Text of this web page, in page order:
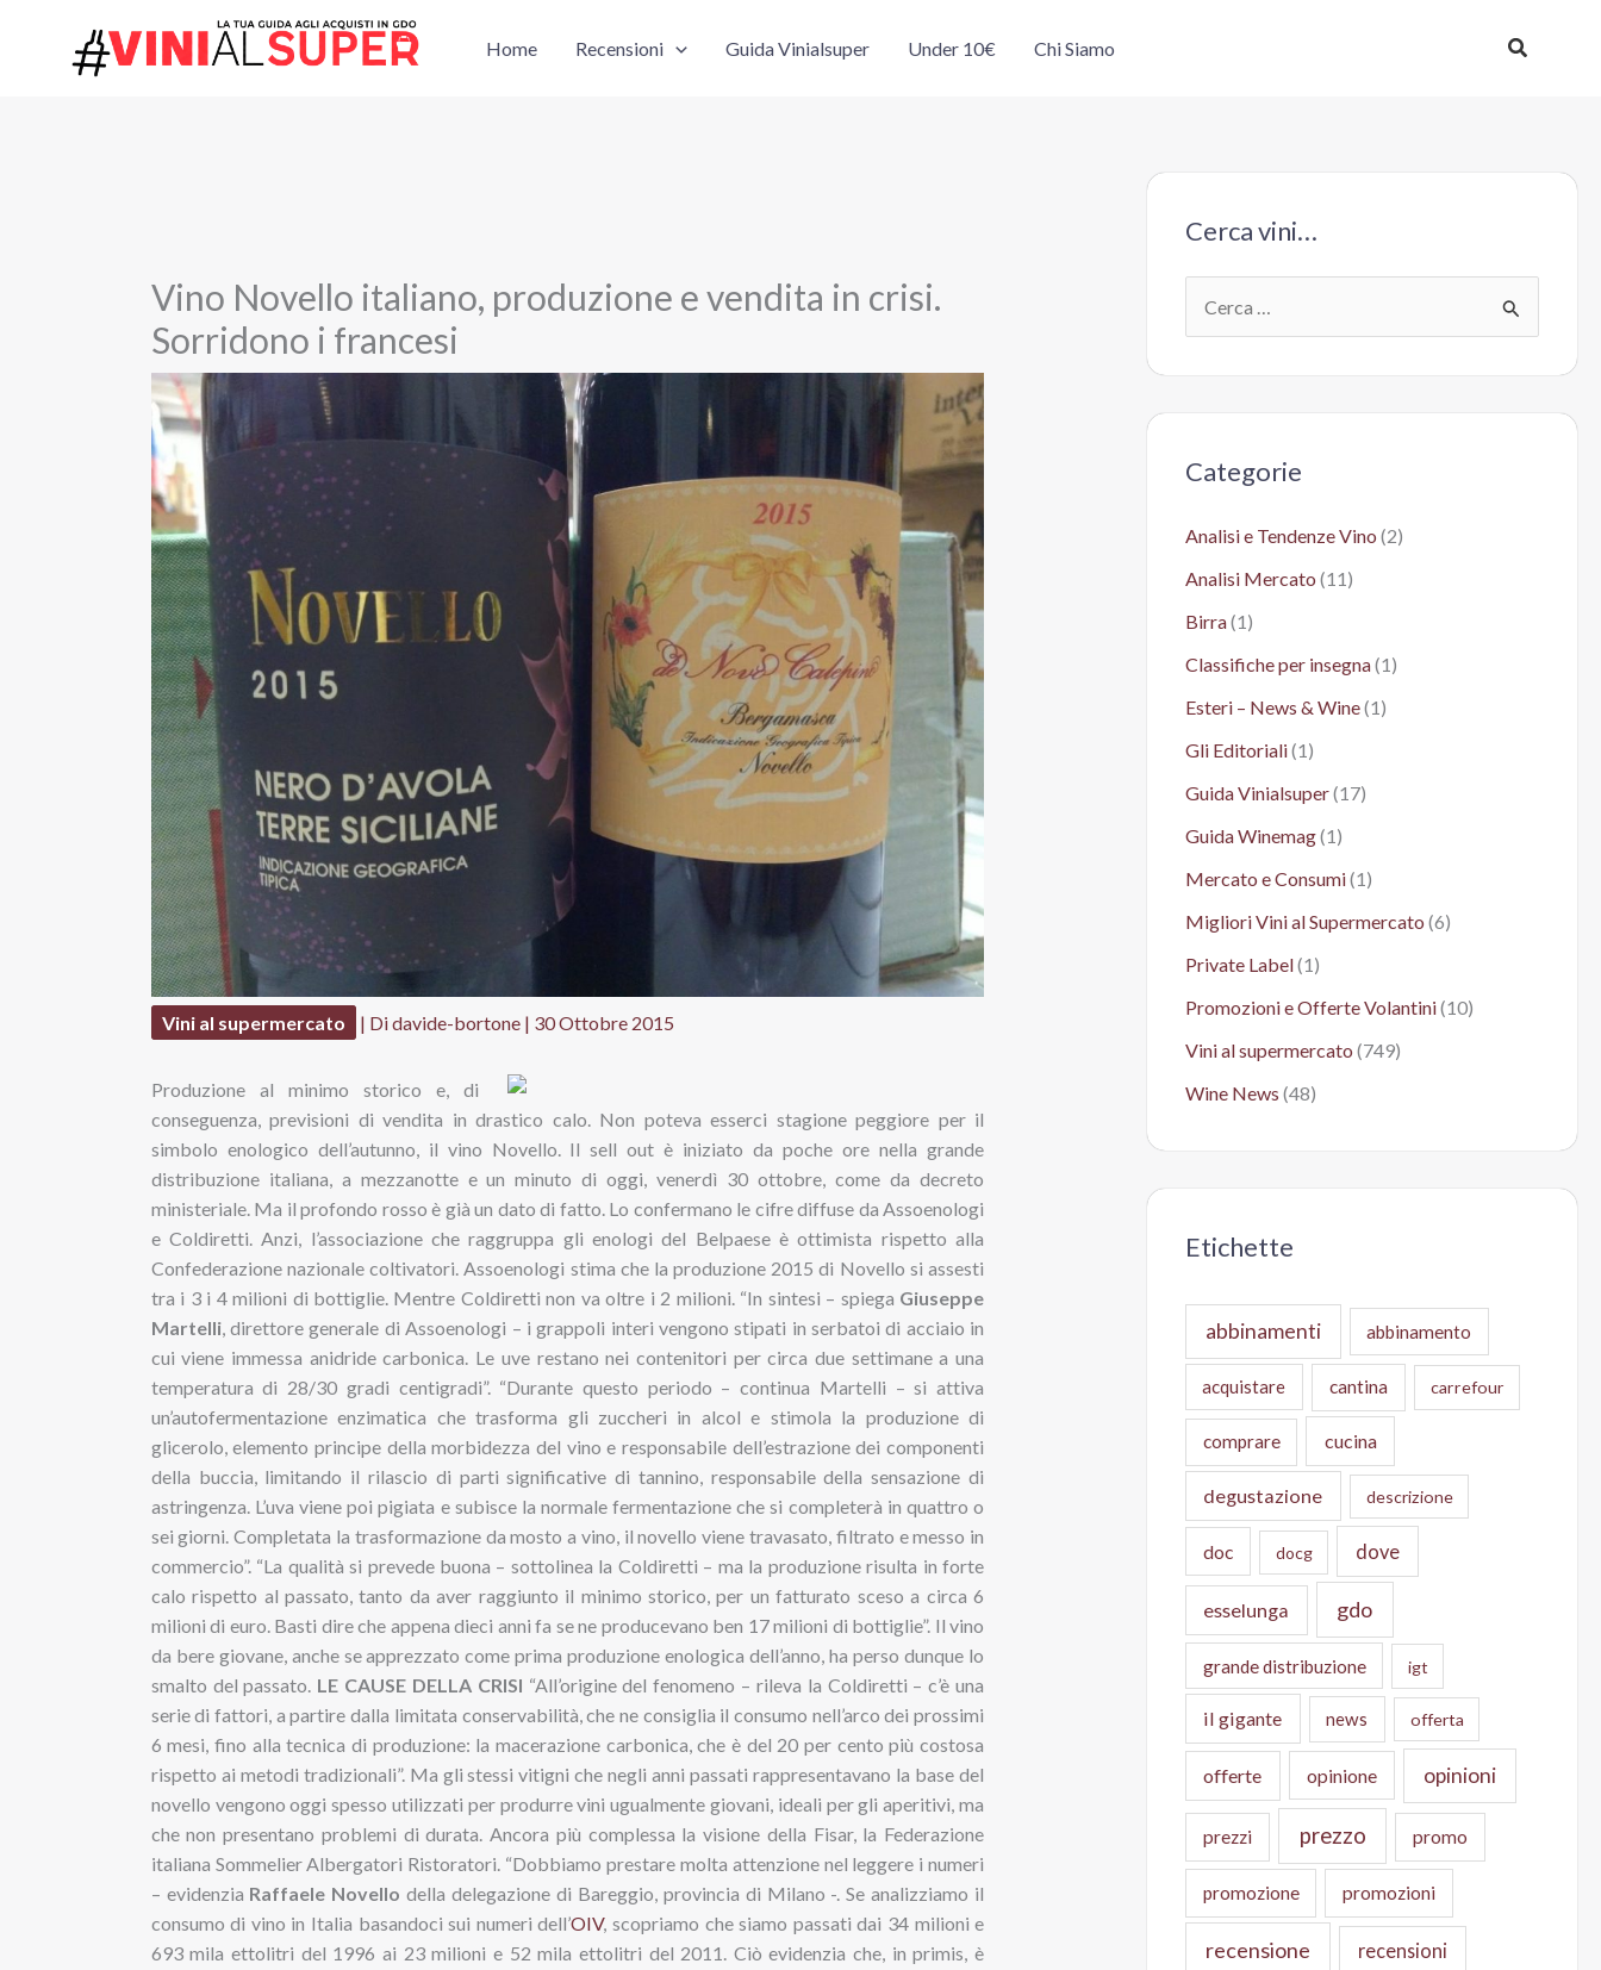
contenuto
Home Recensioni Guida Vinialsuper Under 10€ Chi Siamo Cerca
Vino Novello italiano, produzione e vendita in crisi.
Sorridono i francesi
Vini al supermercato | Didavide-bortone | 30 Ottobre 2015
Produzione al minimo storico e, di
conseguenza, previsioni di vendita in drastico calo. Non poteva esserci stagione peggiore per il
simbolo enologico dell’autunno, il vino Novello. Il sell out è iniziato da poche ore nella grande
distribuzione italiana, a mezzanotte e un minuto di oggi, venerdì 30 ottobre, come da decreto
ministeriale. Ma il profondo rosso è già un dato di fatto. Lo confermano le cifre diffuse da Assoenologi
e Coldiretti. Anzi, l’associazione che raggruppa gli enologi del Belpaese è ottimista rispetto alla
Confederazione nazionale coltivatori. Assoenologi stima che la produzione 2015 di Novello si assesti
tra i 3 i 4 milioni di bottiglie. Mentre Coldiretti non va oltre i 2 milioni. “In sintesi – spiega Giuseppe
Martelli, direttore generale di Assoenologi – i grappoli interi vengono stipati in serbatoi di acciaio in
cui viene immessa anidride carbonica. Le uve restano nei contenitori per circa due settimane a una
temperatura di 28/30 gradi centigradi”. “Durante questo periodo – continua Martelli – si attiva
un’autofermentazione enzimatica che trasforma gli zuccheri in alcol e stimola la produzione di
glicerolo, elemento principe della morbidezza del vino e responsabile dell’estrazione dei componenti
della buccia, limitando il rilascio di parti significative di tannino, responsabile della sensazione di
astringenza. L’uva viene poi pigiata e subisce la normale fermentazione che si completerà in quattro o
sei giorni. Completata la trasformazione da mosto a vino, il novello viene travasato, filtrato e messo in
commercio”. “La qualità si prevede buona – sottolinea la Coldiretti – ma la produzione risulta in forte
calo rispetto al passato, tanto da aver raggiunto il minimo storico, per un fatturato sceso a circa 6
milioni di euro. Basti dire che appena dieci anni fa se ne producevano ben 17 milioni di bottiglie”. Il vino
da bere giovane, anche se apprezzato come prima produzione enologica dell’anno, ha perso dunque lo
smalto del passato. LE CAUSE DELLA CRISI “All’origine del fenomeno – rileva la Coldiretti – c’è una
serie di fattori, a partire dalla limitata conservabilità, che ne consiglia il consumo nell’arco dei prossimi
6 mesi, fino alla tecnica di produzione: la macerazione carbonica, che è del 20 per cento più costosa
rispetto ai metodi tradizionali”. Ma gli stessi vitigni che negli anni passati rappresentavano la base del
novello vengono oggi spesso utilizzati per produrre vini ugualmente giovani, ideali per gli aperitivi, ma
che non presentano problemi di durata. Ancora più complessa la visione della Fisar, la Federazione
italiana Sommelier Albergatori Ristoratori. “Dobbiamo prestare molta attenzione nel leggere i numeri
– evidenzia Raffaele Novello della delegazione di Bareggio, provincia di Milano -. Se analizziamo il
consumo di vino in Italia basandoci sui numeri dell’OIV, scopriamo che siamo passati dai 34 milioni e
693 mila ettolitri del 1996 ai 23 milioni e 52 mila ettolitri del 2011. Ciò evidenzia che, in primis, è
Cerca vini…
e
:Categorie
Analisi e Tendenze Vino (2)
Analisi Mercato (11)
Birra(1)
Classifiche per insegna(1)
Esteri – News & Wine(1)
Gli Editoriali(1)
Guida Vinialsuper(17)
Guida Winemag(1)
Mercato e Consumi(1)
Migliori Vini al Supermercato (6)
Private Label(1)
Promozioni e Offerte Volantini(10)
Vini al supermercato (749)
Wine News (48)
Etichette
abbinamenti abbinamento
acquistare cantina carrefour
comprare cucina
degustazione descrizione
doc docg dove
esselunga gdo
grande distribuzione igt
il gigante news offerta
offerte opinione opinioni
prezzi prezzo promo
promozione promozioni
recensione recensioni